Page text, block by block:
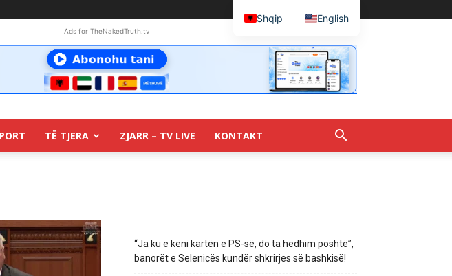
Ads for TheNakedTruth.tv
TË TJERA ZJARR – TV LIVE KONTAKT
“Ja ku e keni kartën e PS-së, do ta hedhim poshtë”,
banorët e Selenicës kundër shkrirjes së bashkisë!
Shqip English